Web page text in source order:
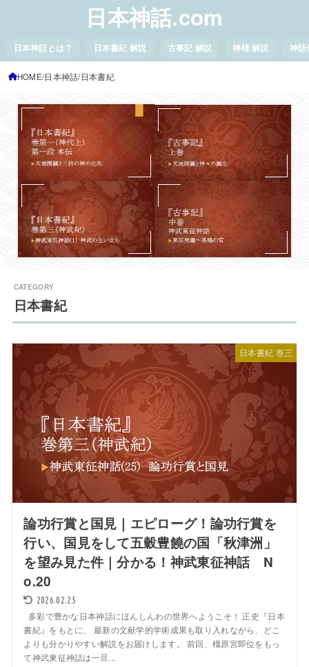
日本神話.com
日本神話とは？ 日本書紀 解説 古事記 解説 神様 解説 神話
HOME 日本神話 日本書紀
日本書紀
日本書紀 巻三
論功行賞と国見｜エピローグ！論功行賞を
行い、国見をして五穀豊饒の国「秋津洲」
を望み見た件｜分かる！神武東征神話 N
o.20
2026.02.25
多彩で豊かな日本神話にほんしんわの世界へようこそ！ 正史『日本
書紀』をもとに、 最新の文献学的学術成果も取り入れながら、どこ
よりも分かりやすい解説をお届けします。 前回、橿原宮即位をもっ
て神武東征神話は一旦...